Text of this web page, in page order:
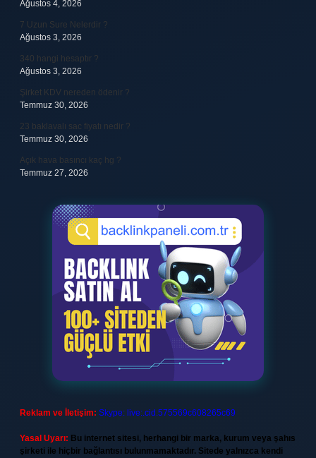
Ağustos 4, 2026
7 Uzun Sure Nelerdir ?
Ağustos 3, 2026
340 hangi hesaptır ?
Ağustos 3, 2026
Şirket KDV nereden ödenir ?
Temmuz 30, 2026
23 baklavalı sac fiyatı nedir ?
Temmuz 30, 2026
Açık hava basıncı kaç hg ?
Temmuz 27, 2026
Reklam ve İletişim: Skype: live:.cid.575569c608265c69
Yasal Uyarı: Bu internet sitesi, herhangi bir marka, kurum veya şahıs
şirketi ile hiçbir bağlantısı bulunmamaktadır. Sitede yalnızca kendi